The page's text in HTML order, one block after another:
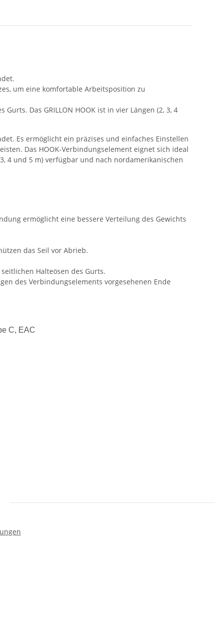
um eine komfortable Arbeitsposition zu
Das GRILLON HOOK ist in vier Längen (2, 3, 4
Es ermöglicht ein präzises und einfaches Einstellen
Das HOOK-Verbindungselement eignet sich ideal
4 und 5 m) verfügbar und nach nordamerikanischen
ermöglicht eine bessere Verteilung des Gewichts
das Seil vor Abrieb.
Halteösen des Gurts.
des Verbindungselements vorgesehenen Ende
C, EAC